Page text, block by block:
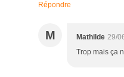
Répondre
M Mathilde 29/
Trop mais ça